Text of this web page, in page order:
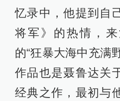
忆录中，他提到自
将军》的热情，
的“狂暴大海中充满
作品也是聂鲁达关
经典之作，最初与